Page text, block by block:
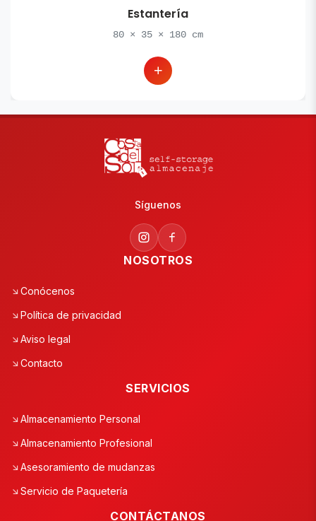
Estantería
80 × 35 × 180 cm
NOSOTROS
Conócenos
Política de privacidad
Aviso legal
Contacto
SERVICIOS
Almacenamiento Personal
Almacenamiento Profesional
Asesoramiento de mudanzas
Servicio de Paquetería
CONTÁCTANOS
Síguenos